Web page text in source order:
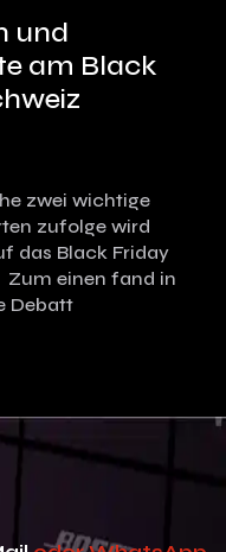
und
am Black
zwei wichtige
zufolge wird
das Black Friday
Zum einen fand in
Debatt